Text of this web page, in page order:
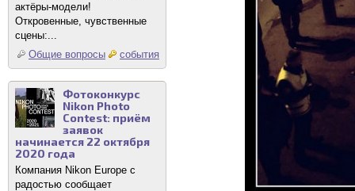
актёры-модели!
Откровенные, чувственные
сцены:...
Общие вопросы
события
Фотоконкурс
Nikon Photo
Contest: приём
заявок
начинается 22 октября
2020 года
Компания Nikon Europe с
радостью сообщает